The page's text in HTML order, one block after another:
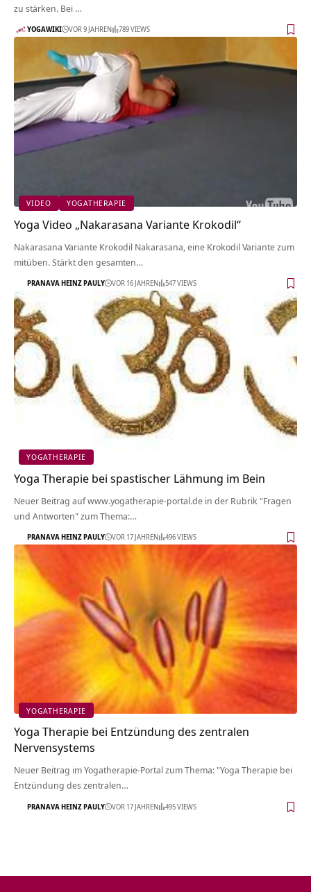
zu stärken. Bei …
YOGAWIKI VOR 9 JAHREN 789 VIEWS
VIDEO YOGATHERAPIE
Yoga Video „Nakarasana Variante Krokodil“
Nakarasana Variante Krokodil Nakarasana, eine Krokodil Variante zum
mitüben. Stärkt den gesamten…
PRANAVA HEINZ PAULY VOR 16 JAHREN 547 VIEWS
YOGATHERAPIE
Yoga Therapie bei spastischer Lähmung im Bein
Neuer Beitrag auf www.yogatherapie-portal.de in der Rubrik "Fragen
und Antworten" zum Thema:…
PRANAVA HEINZ PAULY VOR 17 JAHREN 496 VIEWS
YOGATHERAPIE
Yoga Therapie bei Entzündung des zentralen
Nervensystems
Neuer Beitrag im Yogatherapie-Portal zum Thema: "Yoga Therapie bei
Entzündung des zentralen…
PRANAVA HEINZ PAULY VOR 17 JAHREN 495 VIEWS